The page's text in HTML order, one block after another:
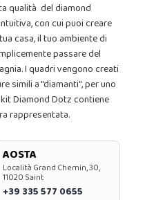
qualità del diamond
con cui puoi creare
casa, il tuo ambiente di
passare del
I quadri vengono creati
simili a "diamanti", per uno
Diamond Dotz contiene
rappresentata.
AOSTA
Località Grand Chemin, 30,
11020 Saint
+39 335 577 0655